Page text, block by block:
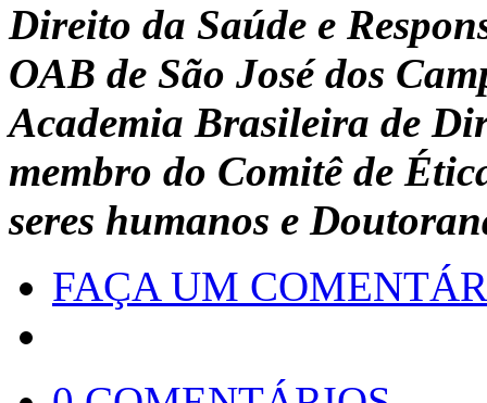
Direito da Saúde e
OAB de São José dos
Academia Brasileira de
membro do Comitê de
seres humanos e
FAÇA UM